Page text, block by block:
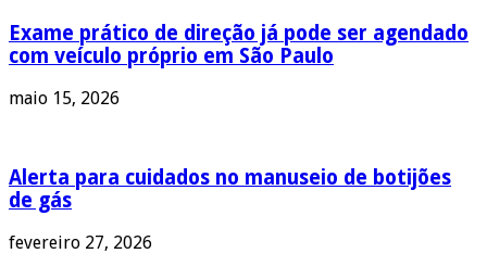
Exame prático de direção já pode ser agendado
com veículo próprio em São Paulo
maio 15, 2026
Alerta para cuidados no manuseio de botijões
de gás
fevereiro 27, 2026